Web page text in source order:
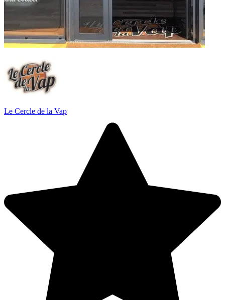
Le Cercle de la Vap